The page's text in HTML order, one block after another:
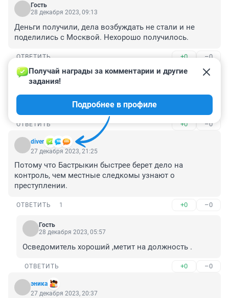
Гость
28 декабря 2023, 09:13
Деньги получили, дела возбуждать не стали и не
поделились с Москвой. Нехорошо получилось.
ОТВЕТИТЬ +0 –0
Гость
28 декабря 2023, 06:01
БЛОГЕР .он и есть "блогер"-это вроде клички .а не
профессия ? Какой с него спрос ?
ОТВЕТИТЬ +0 –0
diver
Получай награды за комментарии и другие
задания!
Подробнее в профиле
27 декабря 2023, 21:25
Потому что Бастрыкин быстрее берет дело на
контроль, чем местные следкомы узнают о
преступлении.
ОТВЕТИТЬ 1 +0 –0
Гость
28 декабря 2023, 05:57
Осведомитель хороший ,метит на должность .
ОТВЕТИТЬ +0 –0
эника
27 декабря 2023, 20:37